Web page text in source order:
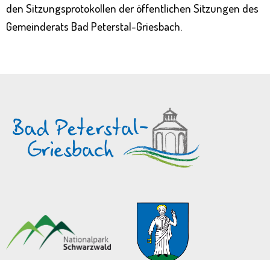
den Sitzungsprotokollen der öffentlichen Sitzungen des
Gemeinderats Bad Peterstal-Griesbach.